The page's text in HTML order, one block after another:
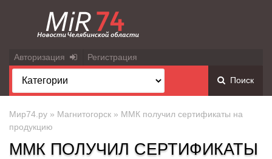
Авторизация Регистрация
Поиск
Мир74.ру » Магнитогорск » ММК получил сертификаты на
продукцию
ММК ПОЛУЧИЛ СЕРТИФИКАТЫ